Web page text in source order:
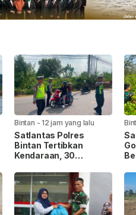
Bintan -12 jam yang lalu
Satlantas Polres
Bintan Tertibkan
Kendaraan, 30
Teguran
di